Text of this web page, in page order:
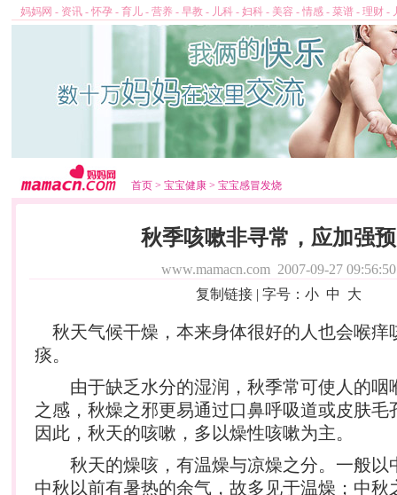
妈妈网 - 资讯 - 怀孕 - 育儿 - 营养 - 早教 - 儿科 - 妇科 - 美容 - 情感 - 菜谱 - 理财 -
首页 > 宝宝健康 > 宝宝感冒发烧
秋季咳嗽非寻常，应加强
www.mamacn.com 2007-09-27 09:56:50
复制链接 | 字号： 小 中 大
秋天气候干燥，本来身体很好的人也会喉痒
痰。
由于缺乏水分的湿润，秋季常可使人的咽
之感，秋燥之邪更易通过口鼻呼吸道或皮肤毛
因此，秋天的咳嗽，多以燥性咳嗽为主。
秋天的燥咳，有温燥与凉燥之分。一般以
中秋以前有暑热的余气，故多见于温燥；中秋